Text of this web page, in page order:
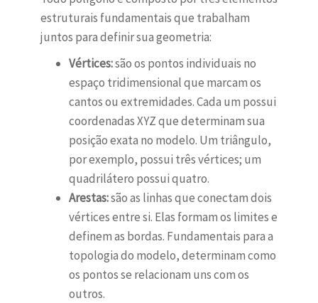
estruturais fundamentais que trabalham
juntos para definir sua geometria:
Vértices:são os pontos individuais no
espaço tridimensional que marcam os
cantos ou extremidades. Cada um possui
coordenadas XYZ que determinam sua
posição exata no modelo. Um triângulo,
por exemplo, possui três vértices; um
quadrilátero possui quatro.
Arestas:são as linhas que conectam dois
vértices entre si. Elas formam os limites e
definem as bordas. Fundamentais para a
topologia do modelo, determinam como
os pontos se relacionam uns com os
outros.